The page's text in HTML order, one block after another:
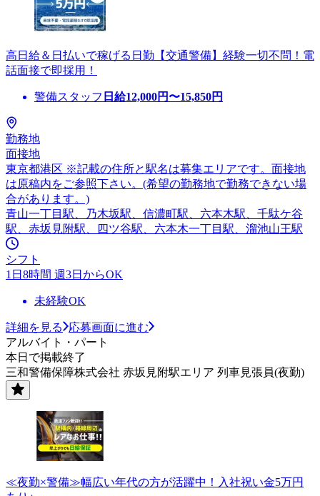
高日給＆日払いで稼げる日勤【交通警備】経験一切不問！電
話面接で即採用！
警備スタッフ 日給12,000円〜15,850円
勤務地
面接地
東京都港区 ※記載の住所と駅名は募集エリアです。面接地
は原稿内をご参照下さい。(希望の勤務地で勤務できない場
合があります。)
青山一丁目駅、乃木坂駅、信濃町駅、六本木駅、千駄ケ谷
駅、赤坂見附駅、四ツ谷駅、六本木一丁目駅、溜池山王駅
シフト
1日8時間 週3日からOK
未経験OK
詳細を見る
応募画面に進む
アルバイト・パート
本日で掲載終了
三和警備保障株式会社 赤坂見附駅エリア 列車見張員(夜勤)
≪夜勤×警備≫幅広い年代の方が活躍中！入社祝い金5万円